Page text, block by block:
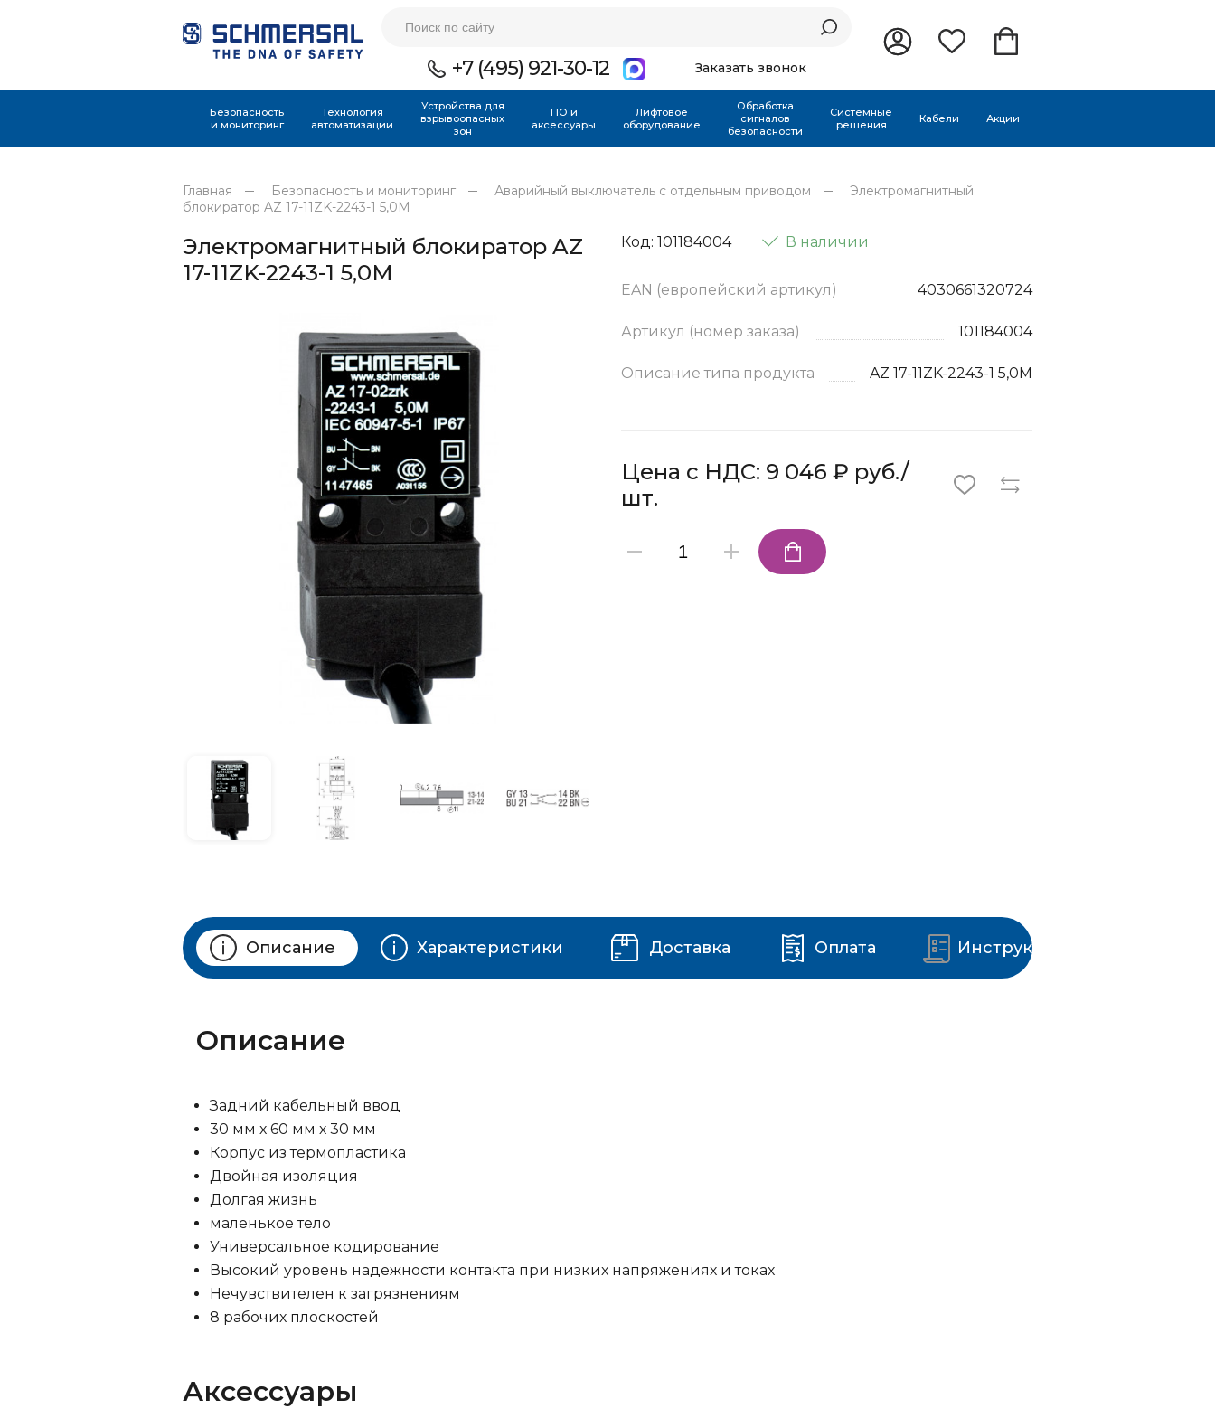
+7 (495) 921-30-12 Заказать звонок
Безопасность
и мониторинг
Технология
автоматизации
Устройства для
взрывоопасных
зон
ПО и
аксессуары
Лифтовое
оборудование
Обработка
сигналов
безопасности
Системные
решения
Кабели Акции
Главная Безопасность и мониторинг Аварийный выключатель с отдельным приводом
Электромагнитный
блокиратор AZ 17-11ZK-2243-1 5,0M
Электромагнитный блокиратор AZ
17-11ZK-2243-1 5,0M
Код: 101184004 В наличии
EAN (европейский артикул) 4030661320724
Артикул (номер заказа) 101184004
Описание типа продукта AZ 17-11ZK-2243-1 5,0M
Цена с НДС: 9 046 ₽ руб./
шт.
Описание Характеристики Доставка Оплата Инструкции
Описание
Задний кабельный ввод
30 мм х 60 мм х 30 мм
Корпус из термопластика
Двойная изоляция
Долгая жизнь
маленькое тело
Универсальное кодирование
Высокий уровень надежности контакта при низких напряжениях и токах
Нечувствителен к загрязнениям
8 рабочих плоскостей
Аксессуары